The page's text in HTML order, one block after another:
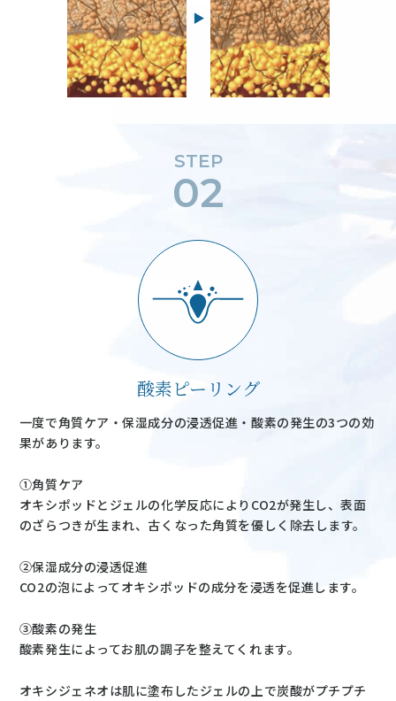
STEP
02
酸素ピーリング
一度で角質ケア・保湿成分の浸透促進・酸素の発生の3つの効
果があります。
①角質ケア
オキシポッドとジェルの化学反応によりCO2が発生し、表面
のざらつきが生まれ、古くなった角質を優しく除去します。
②保湿成分の浸透促進
CO2の泡によってオキシポッドの成分を浸透を促進します。
③酸素の発生
酸素発生によってお肌の調子を整えてくれます。
オキシジェネオは肌に塗布したジェルの上で炭酸がプチプチ